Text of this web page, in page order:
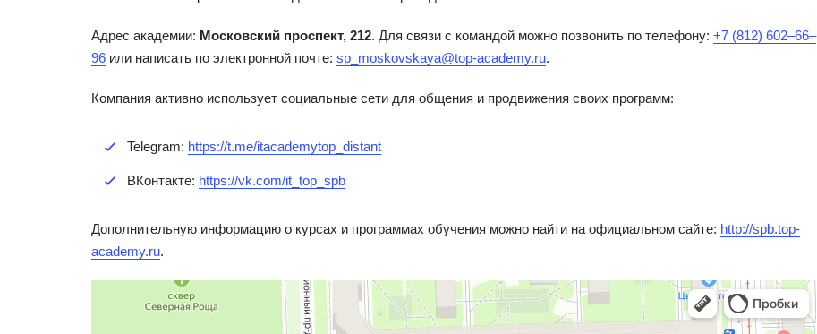
Адрес академии: Московский проспект, 212. Для связи с командой можно позвонить по телефону: +7 (812) 602‒66‒
96 или написать по электронной почте: sp_moskovskaya@top-academy.ru.
Компания активно использует социальные сети для общения и продвижения своих программ:
Telegram: https://t.me/itacademytop_distant
ВКонтакте: https://vk.com/it_top_spb
Дополнительную информацию о курсах и программах обучения можно найти на официальном сайте: http://spb.top-
academy.ru.